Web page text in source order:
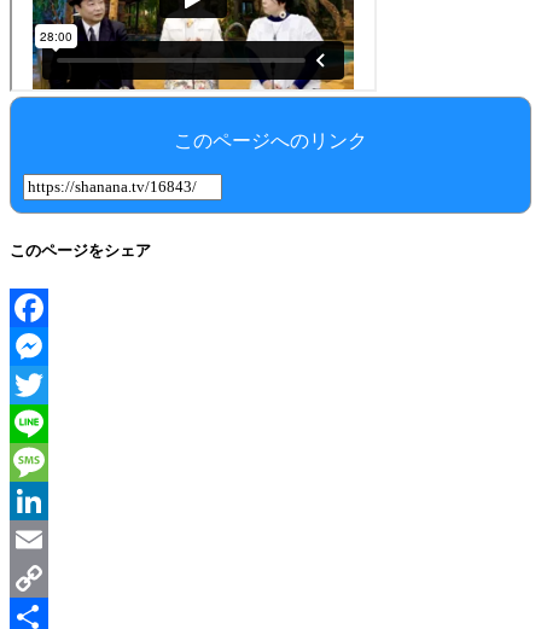
このページへのリンク
このページをシェア
Facebook
Messenger
Twitter
Line
Message
LinkedIn
Email
Copy